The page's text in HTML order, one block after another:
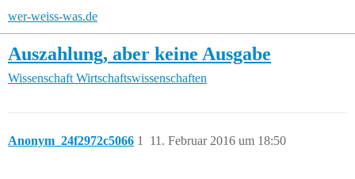
wer-weiss-was.de
Auszahlung, aber keine Ausgabe
Wissenschaft Wirtschaftswissenschaften
Anonym_24f2972c5066 11. Februar 2016 um 18:50
1